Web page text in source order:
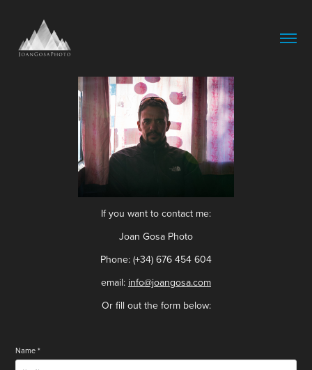
If you want to contact me:
Joan Gosa Photo
Phone: (+34) 676 454 604
email: info@joangosa.com
Or fill out the form below:
Name *